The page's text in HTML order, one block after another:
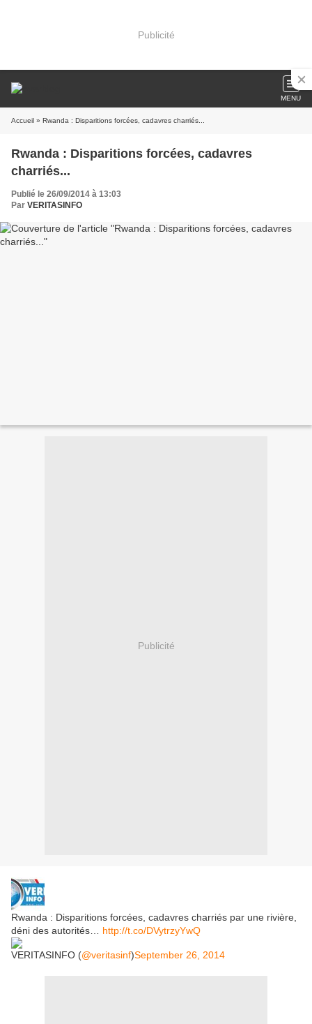
Publicité
MENU
Accueil » Rwanda : Disparitions forcées, cadavres charriés...
Rwanda : Disparitions forcées, cadavres
charriés...
Publié le 26/09/2014 à 13:03
Par VERITASINFO
Publicité
Rwanda : Disparitions forcées, cadavres charriés par une rivière,
déni des autorités… http://t.co/DVytrzyYwQ
VERITASINFO (@veritasinf)September 26, 2014